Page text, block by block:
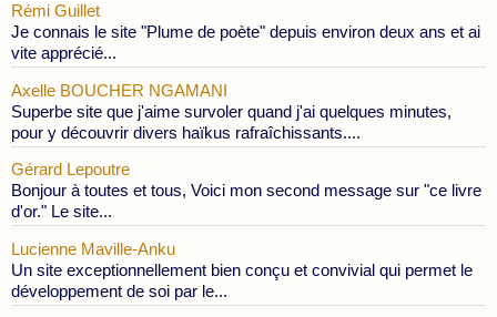
Rémi Guillet
Je connais le site "Plume de poète" depuis environ deux ans et ai
vite apprécié...
Axelle BOUCHER NGAMANI
Superbe site que j'aime survoler quand j'ai quelques minutes,
pour y découvrir divers haïkus rafraîchissants....
Gérard Lepoutre
Bonjour à toutes et tous, Voici mon second message sur "ce livre
d'or." Le site...
Lucienne Maville-Anku
Un site exceptionnellement bien conçu et convivial qui permet le
développement de soi par le...